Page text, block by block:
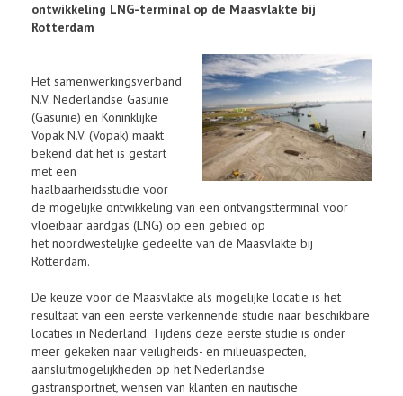
ontwikkeling LNG-terminal op de Maasvlakte bij
Rotterdam
Het samenwerkingsverband
N.V. Nederlandse Gasunie
(Gasunie) en Koninklijke
Vopak N.V. (Vopak) maakt
bekend dat het is gestart
met een
haalbaarheidsstudie voor
de mogelijke ontwikkeling van een ontvangstterminal voor
vloeibaar aardgas (LNG) op een gebied op
het noordwestelijke gedeelte van de Maasvlakte bij
Rotterdam.
De keuze voor de Maasvlakte als mogelijke locatie is het
resultaat van een eerste verkennende studie naar beschikbare
locaties in Nederland. Tijdens deze eerste studie is onder
meer gekeken naar veiligheids- en milieuaspecten,
aansluitmogelijkheden op het Nederlandse
gastransportnet, wensen van klanten en nautische